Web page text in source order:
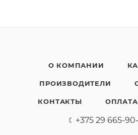
О КОМПАНИИ
ПРОИЗВОДИТЕЛИ
КОНТАКТЫ
+375 29 665-